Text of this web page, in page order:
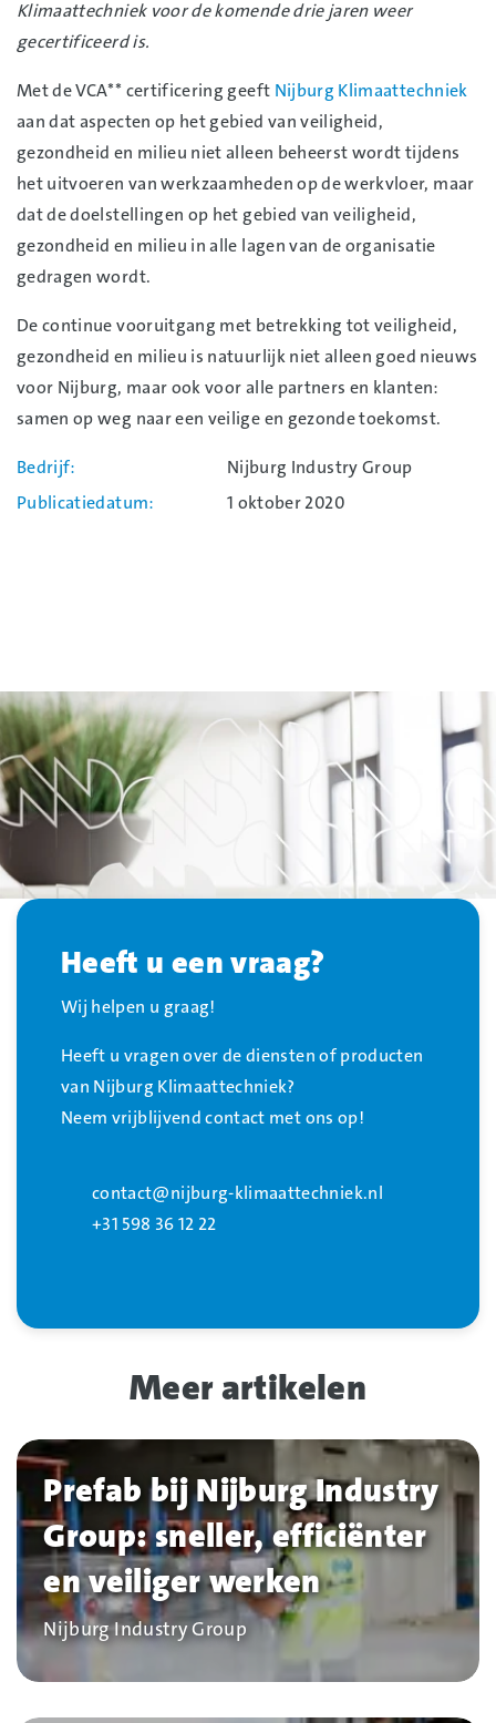
Klimaattechniek voor de komende drie jaren weer
gecertificeerd is.
Met de VCA** certificering geeft Nijburg Klimaattechniek
aan dat aspecten op het gebied van veiligheid,
gezondheid en milieu niet alleen beheerst wordt tijdens
het uitvoeren van werkzaamheden op de werkvloer, maar
dat de doelstellingen op het gebied van veiligheid,
gezondheid en milieu in alle lagen van de organisatie
gedragen wordt.
De continue vooruitgang met betrekking tot veiligheid,
gezondheid en milieu is natuurlijk niet alleen goed nieuws
voor Nijburg, maar ook voor alle partners en klanten:
samen op weg naar een veilige en gezonde toekomst.
Bedrijf
Nijburg Industry Group
Publicatiedatum
1 oktober 2020
Heeft u een vraag?
Wij helpen u graag!
Heeft u vragen over de diensten of producten
van Nijburg Klimaattechniek?
Neem vrijblijvend contact met ons op!
contact@nijburg-klimaattechniek.nl
+31 598 36 12 22
Meer artikelen
Prefab bij Nijburg Industry
Group: sneller, efficiënter
en veiliger werken
Bedrijf
Nijburg Industry Group